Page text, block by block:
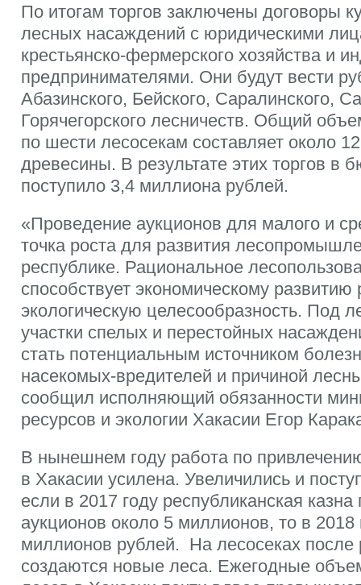
По итогам торгов заключены договоры
лесных насаждений с юридическими
крестьянско-фермерского хозяйства и
предпринимателями. Они будут вести
Абазинского, Бейского, Саралинского,
Горячегорского лесничеств. Общий
по шести лесосекам составляет около
древесины. В результате этих торгов в
поступило 3,4 миллиона рублей.
«Проведение аукционов для малого и
точка роста для развития
республике. Рациональное
способствует экономическому развитию
экологическую целесообразность. Под
участки спелых и перестойных
стать потенциальным источником
насекомых-вредителей и причиной
сообщил исполняющий обязанности
ресурсов и экологии Хакасии Егор
В нынешнем году работа по
в Хакасии усилена. Увеличились и
если в 2017 году республиканская
аукционов около 5 миллионов, то в
миллионов рублей. На лесосеках после
создаются новые леса. Ежегодные